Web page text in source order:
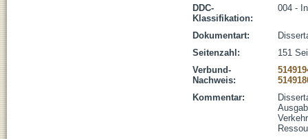
DDC-
Klassifikation:
004 -
Dokumentart:
Seitenzahl:
151
Verbund-
Nachweis:
Kommentar: